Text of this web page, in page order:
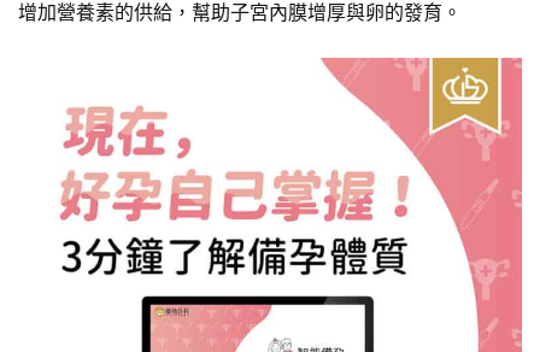
增加營養素的供給，幫助子宮內膜增厚與卵的發育。